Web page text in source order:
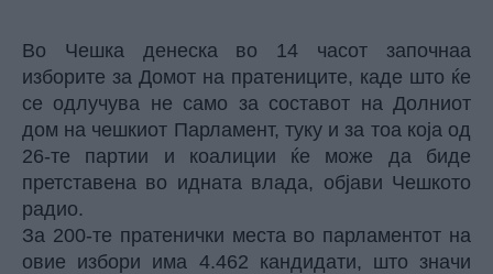
Во Чешка денеска во 14 часот започнаа
изборите за Домот на пратениците, каде што ќе
се одлучува не само за составот на Долниот
дом на чешкиот Парламент, туку и за тоа која од
26-те партии и коалиции ќе може да биде
претставена во идната влада, објави Чешкото
радио.
За 200-те пратенички места во парламентот на
овие избори има 4.462 кандидати, што значи